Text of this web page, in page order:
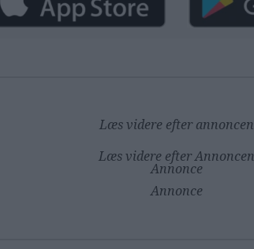
Læs videre efter annoncen
Læs videre efter Annoncen
Annonce
Annonce